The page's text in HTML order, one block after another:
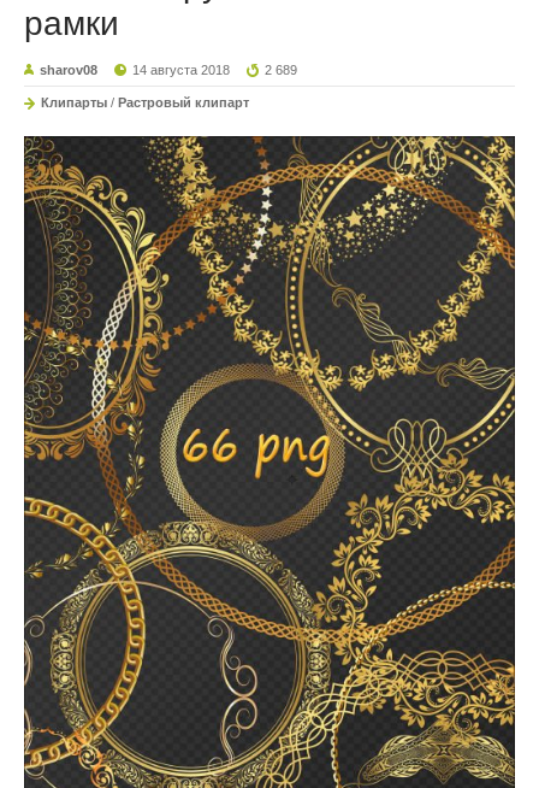
рамки
sharov08 14 августа 2018 2 689
Клипарты / Растровый клипарт